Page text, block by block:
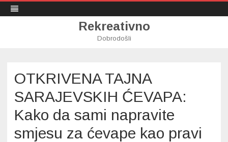
Rekreativno
Dobrodošli
OTKRIVENA TAJNA
SARAJEVSKIH ĆEVAPA:
Kako da sami napravite
smjesu za ćevape kao pravi